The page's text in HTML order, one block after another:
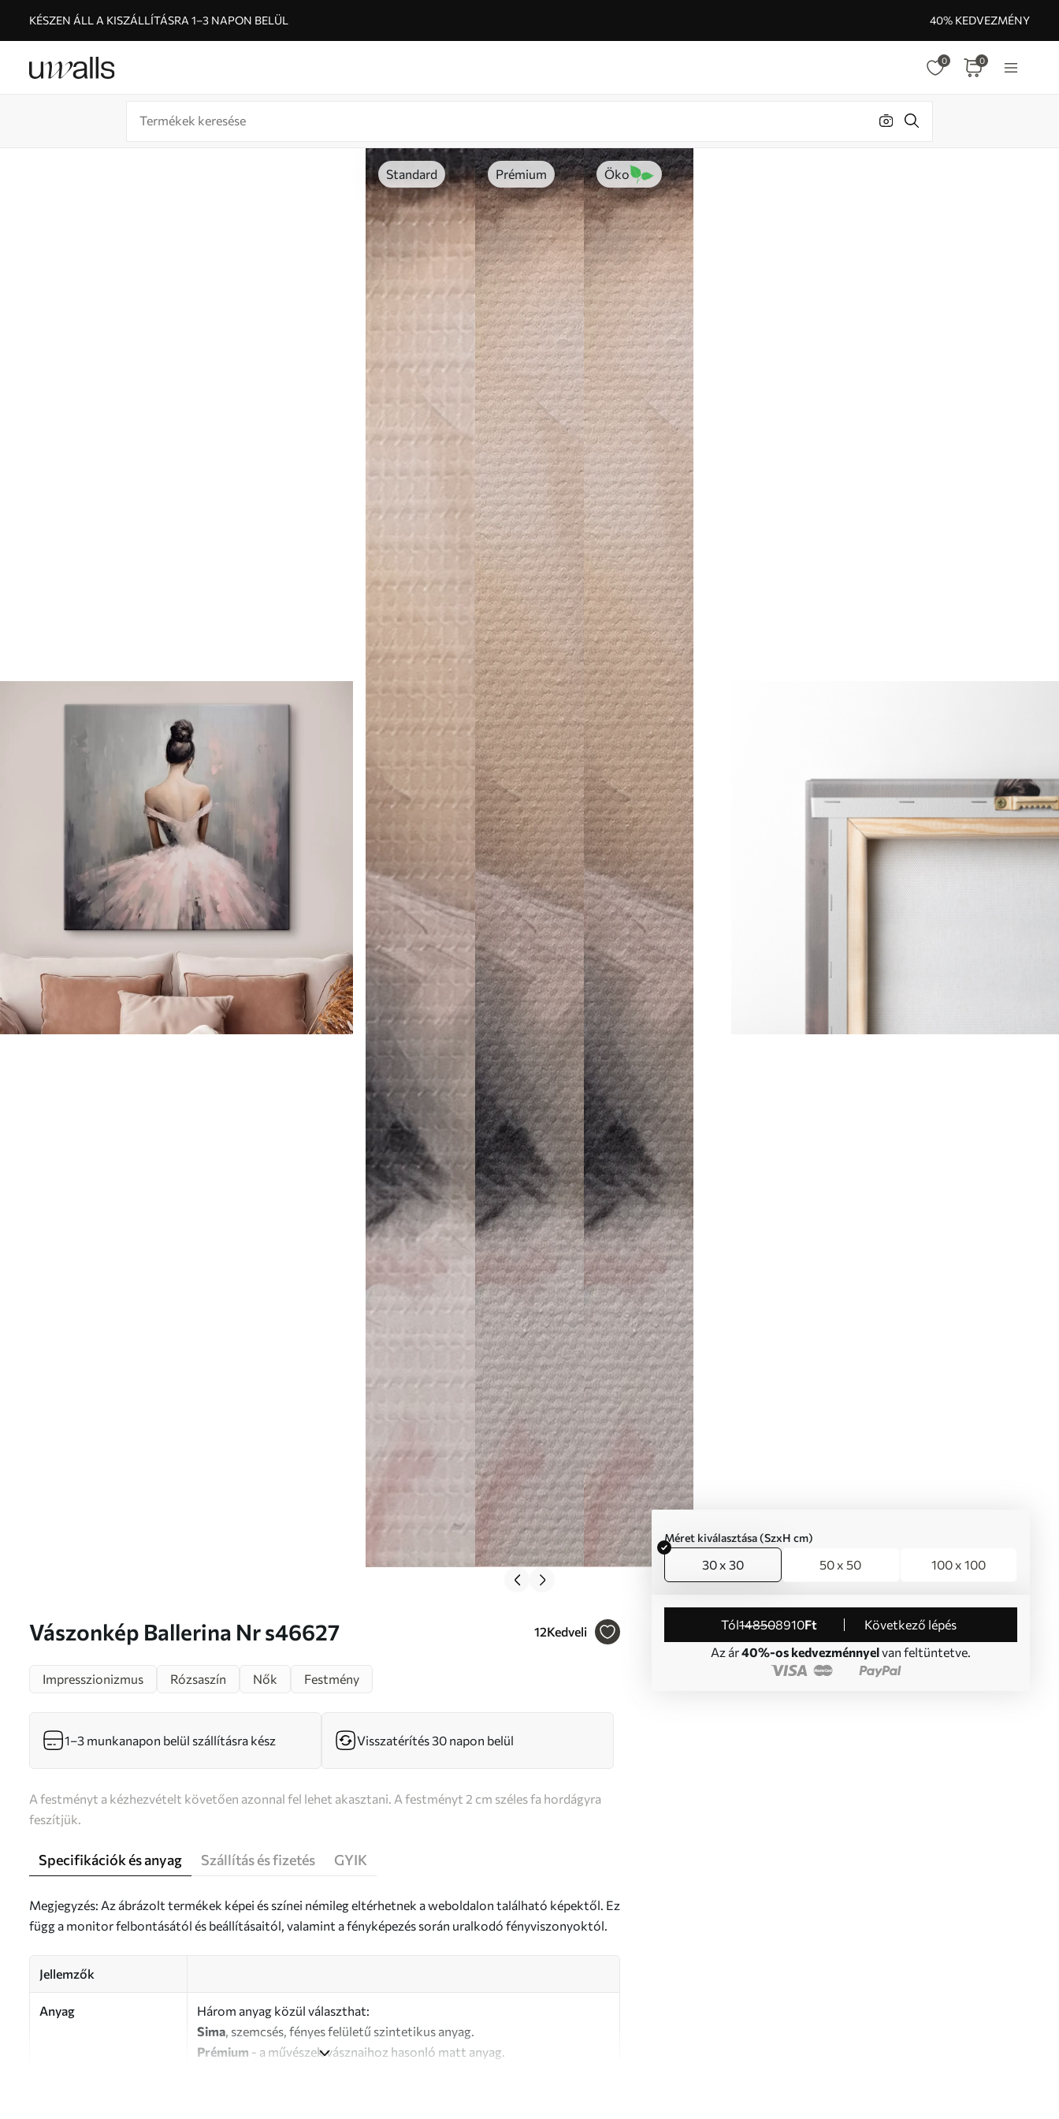
KÉSZEN ÁLL A KISZÁLLÍTÁSRA 1–3 NAPON BELÜL 40% KEDVEZMÉNY
0 0
Standard Prémium Öko
Vászonkép Ballerina Nr s46627 12Kedveli
Méret kiválasztása (SzxH cm)
30 x 30 50 x 50 100 x 100
Tól148508910Ft
Következő lépés
Az ár40%-os kedvezménnyelvan feltüntetve.
Impresszionizmus
Rózsaszín Nők Festmény
1–3 munkanapon belül szállításra kész Visszatérítés 30 napon belül
A festményt a kézhezvételt követően azonnal fel lehet akasztani. A festményt 2 cm széles fa hordágyra
feszítjük.
Specifikációk és anyag Szállítás és fizetés GYIK
Megjegyzés: Az ábrázolt termékek képei és színei némileg eltérhetnek a weboldalon található képektől. Ez
függ a monitor felbontásától és beállításaitól, valamint a fényképezés során uralkodó fényviszonyoktól.
Jellemzők
Anyag
Három anyag közül választhat:
Sima, szemcsés, fényes felületű szintetikus anyag.
Prémium - a művészek vásznaihoz hasonló matt anyag.